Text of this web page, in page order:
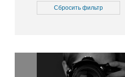
Медицина
Окружающая среда
Политика
Сбросить фильтр